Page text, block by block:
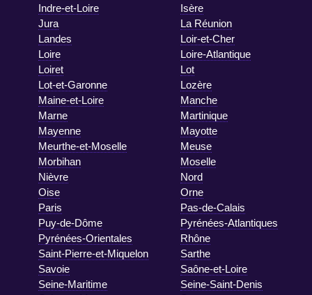
Indre-et-Loire
Isère
Jura
La Réunion
Landes
Loir-et-Cher
Loire
Loire-Atlantique
Loiret
Lot
Lot-et-Garonne
Lozère
Maine-et-Loire
Manche
Marne
Martinique
Mayenne
Mayotte
Meurthe-et-Moselle
Meuse
Morbihan
Moselle
Nièvre
Nord
Oise
Orne
Paris
Pas-de-Calais
Puy-de-Dôme
Pyrénées-Atlantiques
Pyrénées-Orientales
Rhône
Saint-Pierre-et-Miquelon
Sarthe
Savoie
Saône-et-Loire
Seine-Maritime
Seine-Saint-Denis